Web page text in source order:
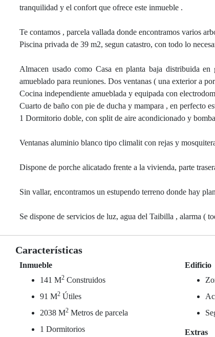
tranquilidad y el confort que ofrece este inmueble .
Te contamos , parcela vallada donde encontramos varios
Piscina privada de 39 m2, segun catastro, con todo lo
Almacen usado como Casa en planta baja distribuida
amueblado para reuniones. Dos ventanas ( una exterior a
Cocina independiente amueblada y equipada con
Cuarto de baño con pie de ducha y mampara , en perfecto
1 Dormitorio doble, con split de aire acondicionado y
Ventanas aluminio blanco tipo climalit con rejas y
Dispone de porche alicatado frente a la vivienda, parte
Sin vallar, encontramos un estupendo terreno donde hay
Se dispone de servicios de luz, agua del Taibilla , alarma (
Características
Inmueble
141 M2 Construidos
91 M2 Útiles
2038 M2 Metros de parcela
1 Dormitorios
Edificio
Extras